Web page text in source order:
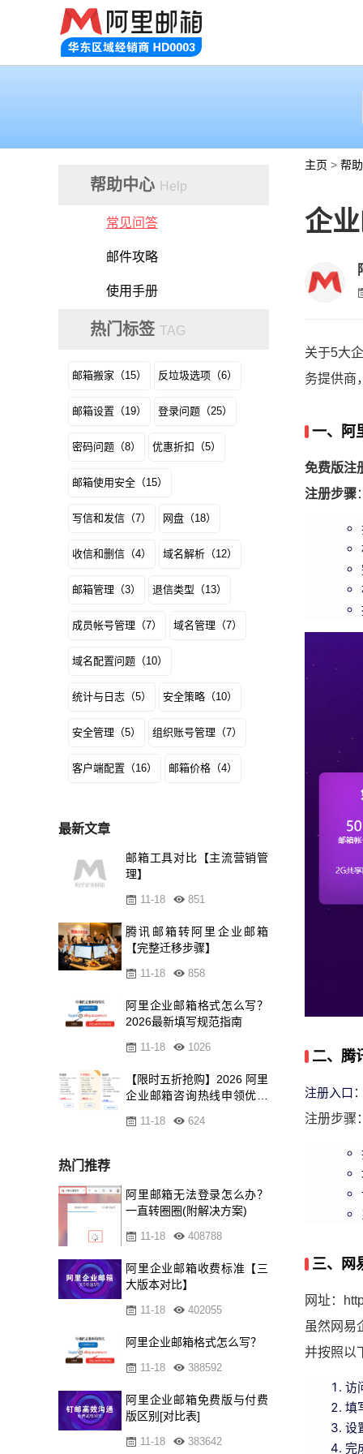
主页 > 帮助
企
关于5大
务提供商
一、阿
免费版注
注册步骤
二、腾
注册入口
注册步骤
三、网
网址：
虽然网易
并按照以
访
填
设
完
帮助中心 Help
常见问答
邮件攻略
使用手册
热门标签 TAG
邮箱搬家（15） 反垃圾选项（6）
邮箱设置（19） 登录问题（25）
密码问题（8） 优惠折扣（5）
邮箱使用安全（15）
写信和发信（7） 网盘（18）
收信和删信（4） 域名解析（12）
邮箱管理（3） 退信类型（13）
成员帐号管理（7） 域名管理（7）
域名配置问题（10）
统计与日志（5） 安全策略（10）
安全管理（5） 组织账号管理（7）
客户端配置（16） 邮箱价格（4）
最新文章
邮箱工具对比【主流营销管
理】
11-18 851
腾讯邮箱转阿里企业邮箱
【完整迁移步骤】
11-18 858
阿里企业邮箱格式怎么写？
2026最新填写规范指南
11-18 1026
【限时五折抢购】2026 阿里
企业邮箱咨询热线申领优惠
11-18 624
热门推荐
阿里邮箱无法登录怎么办？
一直转圈圈(附解决方案)
11-18 408788
阿里企业邮箱收费标准【三
大版本对比】
11-18 402055
阿里企业邮箱格式怎么写？
11-18 388592
阿里企业邮箱免费版与付费
版区别[对比表]
11-18 383642